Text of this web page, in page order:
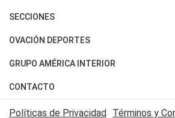
Últimas Noticias
Política
Judiciales
Economia
SECCIONES
Horóscopo
Motores
Trucos caseros
OVACIÓN DEPORTES
Fútbol
Mundial
Automovilismo
GRUPO AMÉRICA INTERIOR
Canal 7 en Vivo
CONTACTO
Acerca de Nosotros
Políticas de Privacidad Términos y